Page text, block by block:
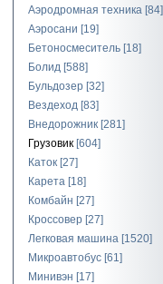
Аэродромная техника [84]
Аэросани [19]
Бетоносмеситель [18]
Болид [588]
Бульдозер [32]
Вездеход [83]
Внедорожник [281]
Грузовик [604]
Каток [27]
Карета [18]
Комбайн [27]
Кроссовер [27]
Легковая машина [1520]
Микроавтобус [61]
Минивэн [17]